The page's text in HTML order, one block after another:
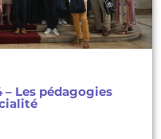
– Les pédagogies